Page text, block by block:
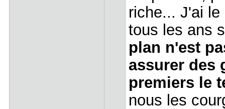
riche... J'ai
tous les ans
plan n'est
assurer des
premiers le
nous les